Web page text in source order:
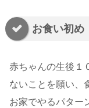
お食い初め
赤ちゃんの生後１
ないことを願い、
お家でやるパター